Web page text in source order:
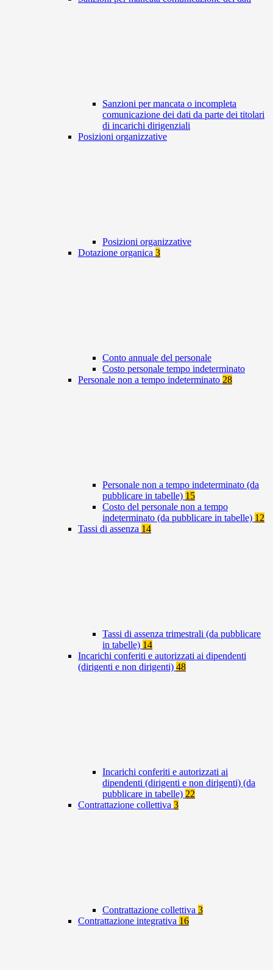
Sanzioni per mancata o incompleta
comunicazione dei dati da parte dei titolari
di incarichi dirigenziali
Posizioni organizzative
Posizioni organizzative
Dotazione organica 3
Conto annuale del personale
Costo personale tempo indeterminato
Personale non a tempo indeterminato 28
Personale non a tempo indeterminato (da
pubblicare in tabelle) 15
Costo del personale non a tempo
indeterminato (da pubblicare in tabelle) 12
Tassi di assenza 14
Tassi di assenza trimestrali (da pubblicare
in tabelle) 14
Incarichi conferiti e autorizzati ai dipendenti
(dirigenti e non dirigenti) 48
Incarichi conferiti e autorizzati ai
dipendenti (dirigenti e non dirigenti) (da
pubblicare in tabelle) 22
Contrattazione collettiva 3
Contrattazione collettiva 3
Contrattazione integrativa 16